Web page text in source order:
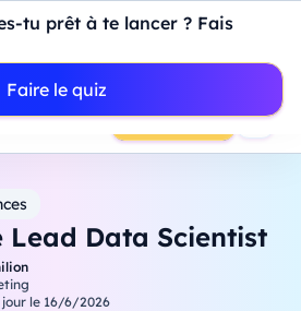
: construisez votre premier
Mardi 11 Août
18h00
Parents Entreprises
Prendre RDV
tu prêt à te lancer ? Fais
Faire le quiz
Lead Data Scientist
le 16/6/2026